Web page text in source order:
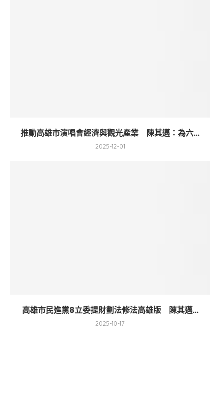
推動高雄市演唱會經濟與觀光產業 陳其邁：為六...
2025-12-01
高雄市民進黨8立委提財劃法修法高雄版 陳其邁...
2025-10-17